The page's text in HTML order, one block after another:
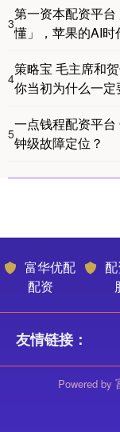
3
第一资本配资平
懂」，苹果的AI时
4
策略宝 毛主席和
你当初为什么一定
5
一点钱程配资平
钟级故障定位？
富华优配
配资
友情链接：
Powered by